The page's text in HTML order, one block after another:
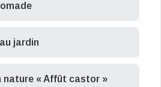
jardin
nature « Affût castor »